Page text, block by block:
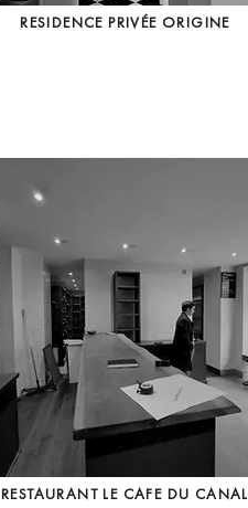
RESIDENCE PRIVÉE ORIGINE
RESTAURANT LE CAFE DU CANAL